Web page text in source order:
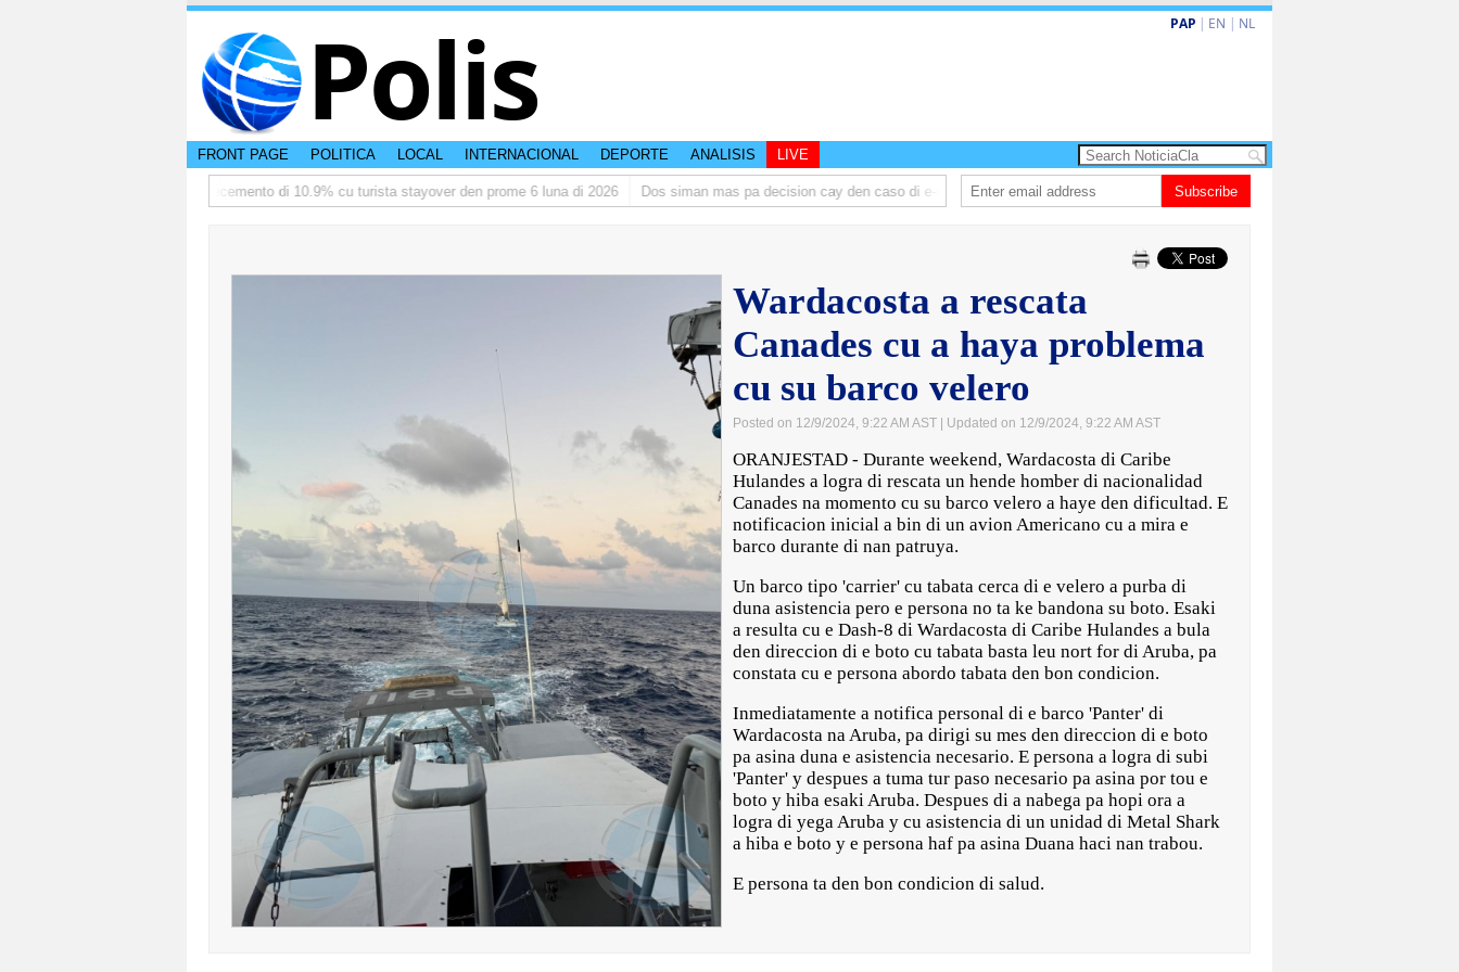
Polis PAP | EN | NL
FRONT PAGE POLITICA LOCAL INTERNACIONAL DEPORTE ANALISIS LIVE
TTW:Aruba ta registra crecemento di 10.9% cu turista stayover den prome 6 luna di 2026 Dos siman mas pa decision cay den caso di e-steps Dowers: Prevencion ta clave den lucha contra criminalidad
Subscribe
Wardacosta a rescata
Canades cu a haya problema
cu su barco velero
Posted on 12/9/2024, 9:22 AM AST | Updated on 12/9/2024, 9:22 AM AST
ORANJESTAD - Durante weekend, Wardacosta di Caribe
Hulandes a logra di rescata un hende homber di nacionalidad
Canades na momento cu su barco velero a haye den dificultad. E
notificacion inicial a bin di un avion Americano cu a mira e
barco durante di nan patruya.
Un barco tipo 'carrier' cu tabata cerca di e velero a purba di
duna asistencia pero e persona no ta ke bandona su boto. Esaki
a resulta cu e Dash-8 di Wardacosta di Caribe Hulandes a bula
den direccion di e boto cu tabata basta leu nort for di Aruba, pa
constata cu e persona abordo tabata den bon condicion.
Inmediatamente a notifica personal di e barco 'Panter' di
Wardacosta na Aruba, pa dirigi su mes den direccion di e boto
pa asina duna e asistencia necesario. E persona a logra di subi
'Panter' y despues a tuma tur paso necesario pa asina por tou e
boto y hiba esaki Aruba. Despues di a nabega pa hopi ora a
logra di yega Aruba y cu asistencia di un unidad di Metal Shark
a hiba e boto y e persona haf pa asina Duana haci nan trabou.
E persona ta den bon condicion di salud.